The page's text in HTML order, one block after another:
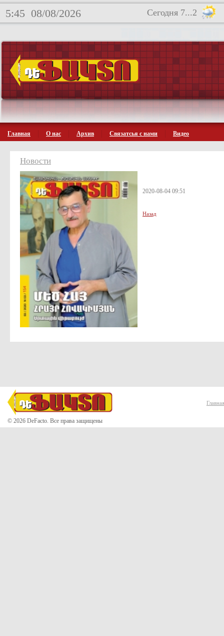
5:45 08/08/2026 Сегодня 7...2
Главная О нас Архив Связатсья с нами Видео
Новости
2020-08-04 09:51
Назад
© 2026 DeFacto. Все права защищены
Главная